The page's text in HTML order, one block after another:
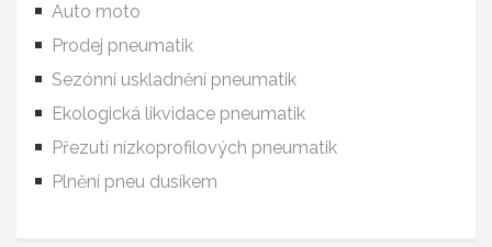
Auto moto
Prodej pneumatik
Sezónní uskladnění pneumatik
Ekologická likvidace pneumatik
Přezutí nízkoprofilových pneumatik
Plnění pneu dusíkem